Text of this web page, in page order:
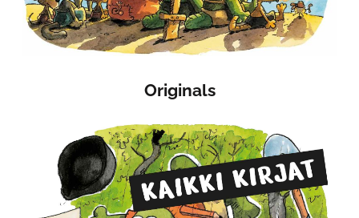
Originals